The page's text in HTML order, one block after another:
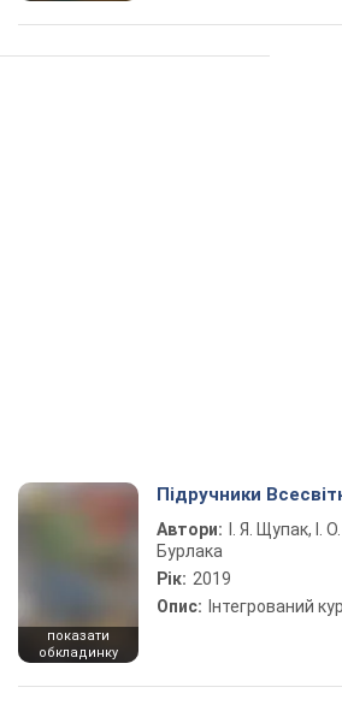
показати
обкладинку
Підручники
Автори:
І. Я. Щупак, І.
Бурлака
Рік: 2019
Опис: Інтегрований